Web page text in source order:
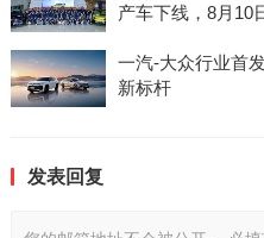
产车下线，8月10
一汽-大众行业首
新标杆
发表回复